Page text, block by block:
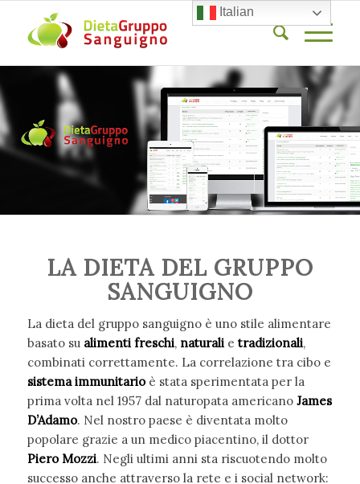
LA DIETA DEL GRUPPO
SANGUIGNO
La dieta del gruppo sanguigno è uno stile alimentare
basato su alimenti freschi, naturalie tradizionali,
combinati correttamente. La correlazione tra cibo e
sistema immunitarioè stata sperimentata per la
prima volta nel 1957 dal naturopata americano James
D’Adamo. Nel nostro paese è diventata molto
popolare grazie a un medico piacentino, il dottor
Piero Mozzi. Negli ultimi anni sta riscuotendo molto
successo anche attraverso la rete e i social network:
Italian